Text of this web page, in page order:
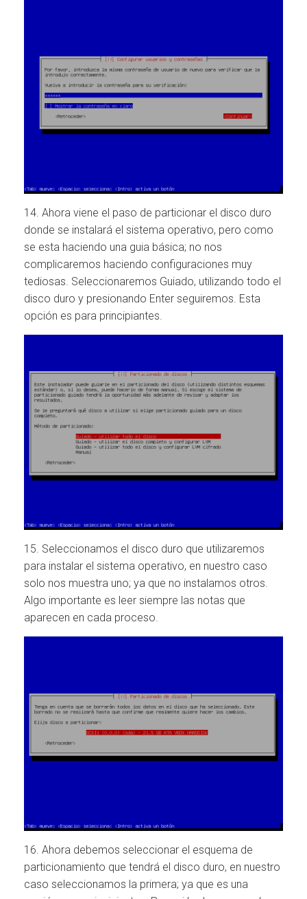
14. Ahora viene el paso de particionar el disco duro
donde se instalará el sistema operativo, pero como
se esta haciendo una guia básica; no nos
complicaremos haciendo configuraciones muy
tediosas. Seleccionaremos Guiado, utilizando todo el
disco duro y presionando Enter seguiremos. Esta
opción es para principiantes.
15. Seleccionamos el disco duro que utilizaremos
para instalar el sistema operativo, en nuestro caso
solo nos muestra uno; ya que no instalamos otros.
Algo importante es leer siempre las notas que
aparecen en cada proceso.
16. Ahora debemos seleccionar el esquema de
particionamiento que tendrá el disco duro, en nuestro
caso seleccionamos la primera; ya que es una